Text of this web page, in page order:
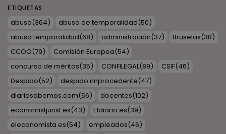
ETIQUETAS
abuso(364) abuso de temporalidad(50)
abuso temporalidad(68) administración(37) Bruselas(38)
CCOO(79) Comisión Europea(54)
concurso de méritos(35) CONFILEGAL(89) CSIF(46)
Despido(52) despido improcedente(47)
diariosabemos.com(56) docentes(102)
economistjurist.es(43) Eldiario.es(39)
eleconomista.es(54) empleados(46)